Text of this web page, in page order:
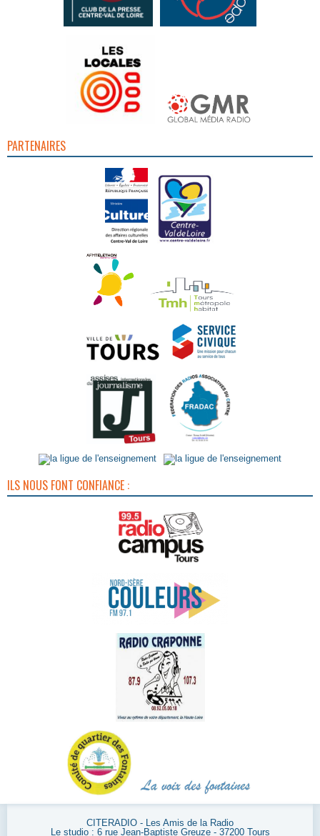
PARTENAIRES
ILS NOUS FONT CONFIANCE :
CITERADIO - Les Amis de la Radio
Le studio : 6 rue Jean-Baptiste Greuze - 37200 Tours